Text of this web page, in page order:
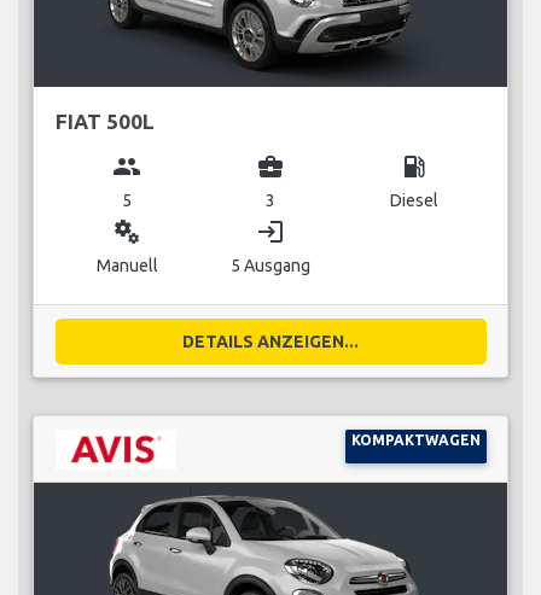
FIAT 500L
group
5
business_center
3
local_gas_station
Diesel
miscellaneous_services
Manuell
login
5 Ausgang
DETAILS ANZEIGEN...
KOMPAKTWAGEN